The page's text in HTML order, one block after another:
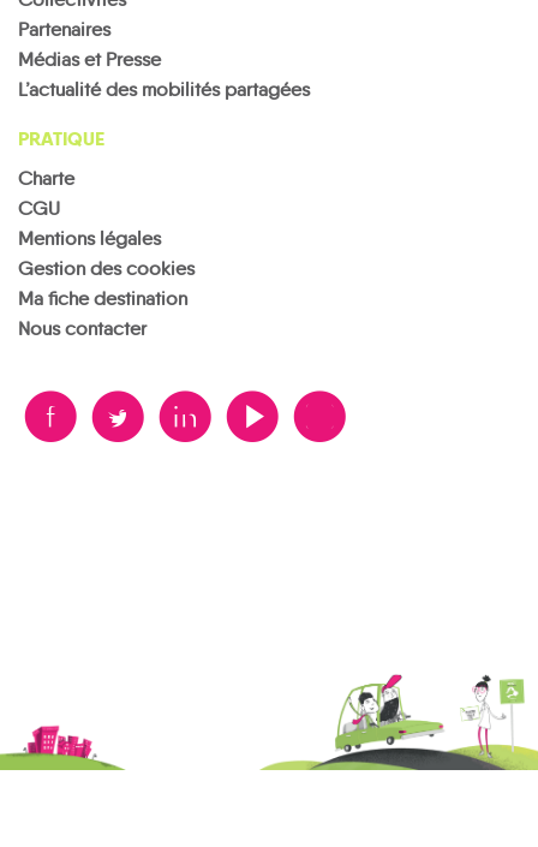
Partenaires
Médias et Presse
L’actualité des mobilités partagées
PRATIQUE
Charte
CGU
Mentions légales
Gestion des cookies
Ma fiche destination
Nous contacter
B A D F V